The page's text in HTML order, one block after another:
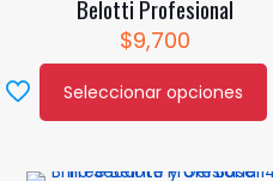
Belotti Profesional
$9,700
Seleccionar opciones
Este